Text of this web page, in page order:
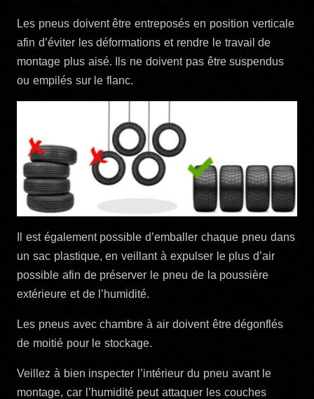
Les pneus doivent être entreposés en position verticale
afin d’éviter les déformations et rendre le travail de
montage plus aisé. Ils ne doivent pas être suspendus
ou empilés sur le flanc.
Il est également possible d’emballer chaque pneu dans
un sac plastique, en veillant à expulser le plus d’air
possible afin de préserver le pneu de la poussière
extérieure et de l’humidité.
Les pneus avec chambre à air doivent être dégonflés
de moitié pour le stockage.
Veillez à bien inspecter l’intérieur du pneu avant le
montage, car l’humidité peut attaquer les couches